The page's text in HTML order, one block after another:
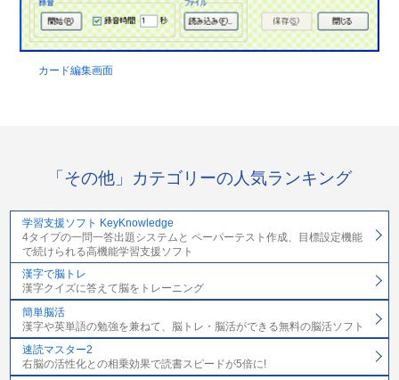
カード編集画面
「その他」カテゴリーの人気ランキング
学習支援ソフト KeyKnowledge
4タイプの一問一答出題システムと ペーパーテスト作成、目標設定機能
で続けられる高機能学習支援ソフト
漢字で脳トレ
漢字クイズに答えて脳をトレーニング
簡単脳活
漢字や英単語の勉強を兼ねて、脳トレ・脳活ができる無料の脳活ソフト
速読マスター2
右脳の活性化との相乗効果で読書スピードが5倍に!